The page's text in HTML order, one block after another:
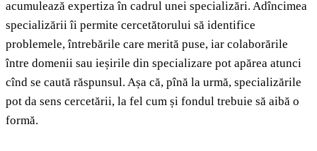
acumulează expertiza în cadrul unei specializări. Adîncimea
specializării îi permite cercetătorului să identifice
problemele, întrebările care merită puse, iar colaborările
între domenii sau ieșirile din specializare pot apărea atunci
cînd se caută răspunsul. Așa că, pînă la urmă, specializările
pot da sens cercetării, la fel cum și fondul trebuie să aibă o
formă.